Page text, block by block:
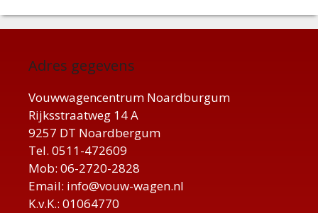
Adres gegevens
Vouwwagencentrum Noardburgum
Rijksstraatweg 14 A
9257 DT Noardbergum
Tel. 0511-472609
Mob: 06-2720-2828
Email: info@vouw-wagen.nl
K.v.K.: 01064770